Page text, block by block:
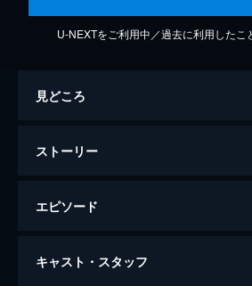
U-NEXTをご利用中／過去に利用したこ
見どころ
ストーリー
エピソード
真・雀鬼7/さらば友よ、引き裂かれた麻雀
キャスト・スタッフ